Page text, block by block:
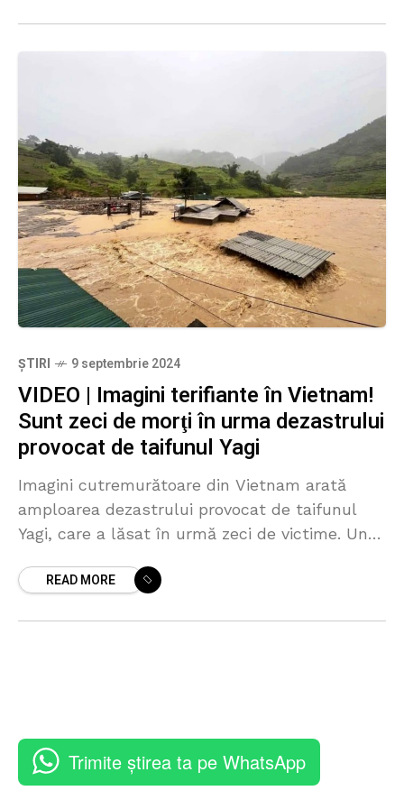
ȘTIRI 9 septembrie 2024
VIDEO | Imagini terifiante în Vietnam!
Sunt zeci de morţi în urma dezastrului
provocat de taifunul Yagi
Imagini cutremurătoare din Vietnam arată
amploarea dezastrului provocat de taifunul
Yagi, care a lăsat în urmă zeci de victime. Un
READ MORE
Trimite știrea ta pe WhatsApp